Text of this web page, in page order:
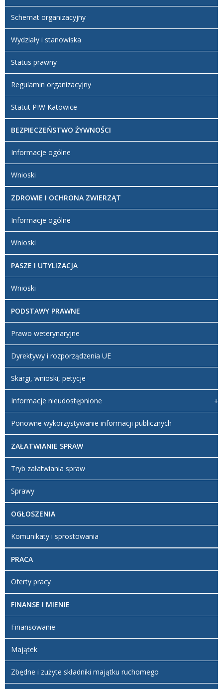
Schemat organizacyjny
Wydziały i stanowiska
Status prawny
Regulamin organizacyjny
Statut PIW Katowice
BEZPIECZEŃSTWO ŻYWNOŚCI
Informacje ogólne
Wnioski
ZDROWIE I OCHRONA ZWIERZĄT
Informacje ogólne
Wnioski
PASZE I UTYLIZACJA
Wnioski
PODSTAWY PRAWNE
Prawo weterynaryjne
Dyrektywy i rozporządzenia UE
Skargi, wnioski, petycje
Informacje nieudostępnione
Ponowne wykorzystywanie informacji publicznych
ZAŁATWIANIE SPRAW
Tryb załatwiania spraw
Sprawy
OGŁOSZENIA
Komunikaty i sprostowania
PRACA
Oferty pracy
FINANSE I MIENIE
Finansowanie
Majątek
Zbędne i zużyte składniki majątku ruchomego